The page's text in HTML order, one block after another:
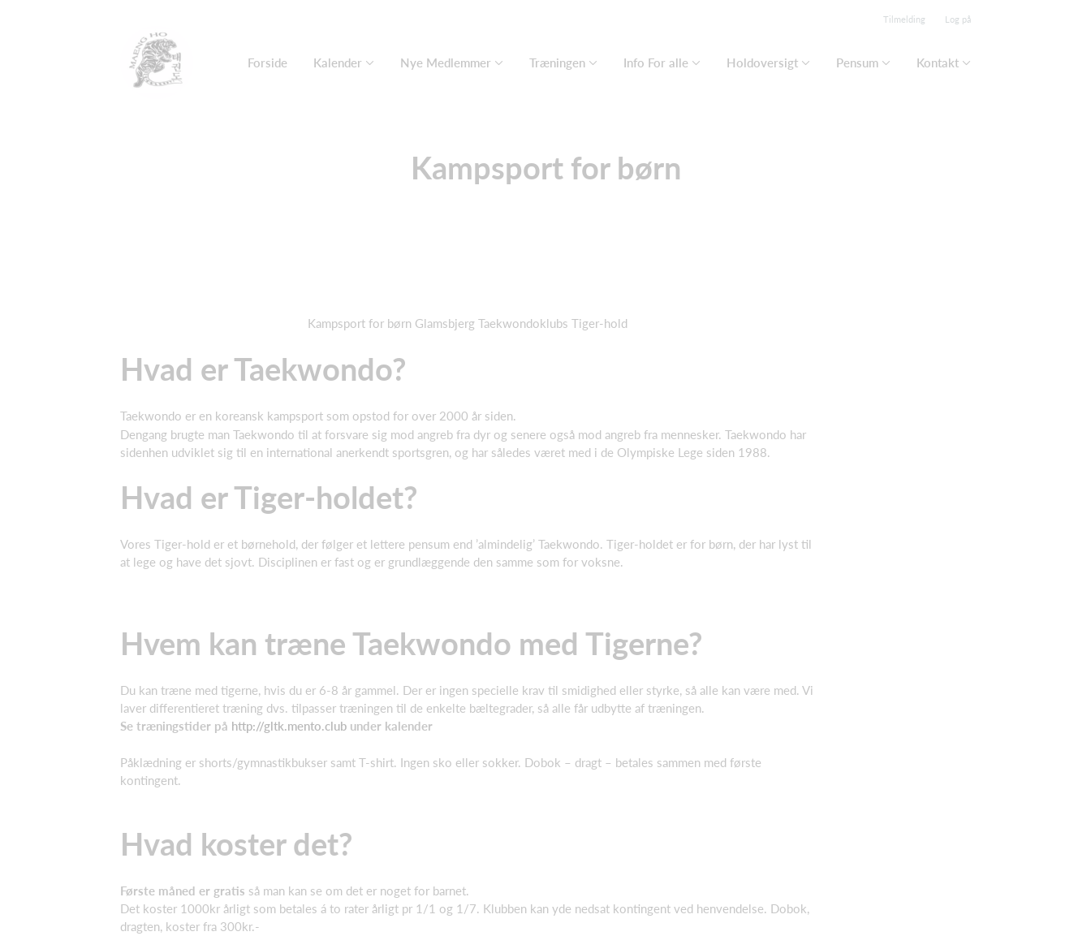
Tilmelding Log på
Forside Kalender Nye Medlemmer Træningen Info For alle Holdoversigt Pensum Kontakt
Kampsport for børn
Kampsport for børn Glamsbjerg Taekwondoklubs Tiger-hold
Hvad er Taekwondo?
Taekwondo er en koreansk kampsport som opstod for over 2000 år siden.
Dengang brugte man Taekwondo til at forsvare sig mod angreb fra dyr og senere også mod angreb fra mennesker. Taekwondo har
sidenhen udviklet sig til en international anerkendt sportsgren, og har således været med i de Olympiske Lege siden 1988.
Hvad er Tiger-holdet?
Vores Tiger-hold er et børnehold, der følger et lettere pensum end ’almindelig’ Taekwondo. Tiger-holdet er for børn, der har lyst til
at lege og have det sjovt. Disciplinen er fast og er grundlæggende den samme som for voksne.
Hvem kan træne Taekwondo med Tigerne?
Du kan træne med tigerne, hvis du er 6-8 år gammel. Der er ingen specielle krav til smidighed eller styrke, så alle kan være med. Vi
laver differentieret træning dvs. tilpasser træningen til de enkelte bæltegrader, så alle får udbytte af træningen.
Se træningstider på http://gltk.mento.club under kalender
Påklædning er shorts/gymnastikbukser samt T-shirt. Ingen sko eller sokker. Dobok – dragt – betales sammen med første
kontingent.
Hvad koster det?
Første måned er gratis så man kan se om det er noget for barnet.
Det koster 1000kr årligt som betales á to rater årligt pr 1/1 og 1/7. Klubben kan yde nedsat kontingent ved henvendelse. Dobok,
dragten, koster fra 300kr.-